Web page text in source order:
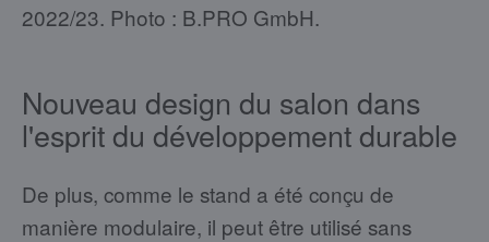
2022/23. Photo : B.PRO GmbH.
Nouveau design du salon dans
l'esprit du développement durable
De plus, comme le stand a été conçu de
manière modulaire, il peut être utilisé sans